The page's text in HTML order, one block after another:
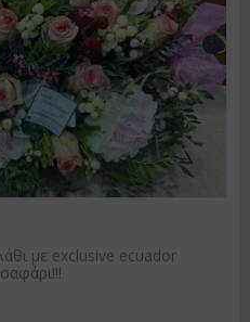
με exclusive ecuador